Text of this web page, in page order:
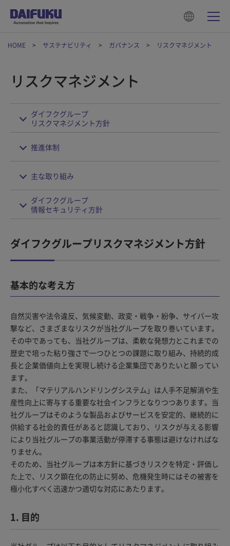
HOME サステナビリティ ガバナンス リスクマネジメント
リスクマネジメント
ダイフクグループ
リスクマネジメント方針
推進体制
主な取り組み
ダイフクグループ
情報セキュリティ方針
ダイフクグループリスクマネジメント方針
基本的な考え方
自然災害や法令違反、気候変動、政変・戦争・紛争、サイバー攻
撃など、さまざまなリスクが当社グループを取り巻いています。
その中であっても、当社グループは、柔軟な発想力とこれまでの
歴史で培った粘り強さで一つひとつの課題に取り組み、持続的成
長と企業価値向上を実現し続ける企業集団でありたいと願ってい
ます。
また、「マテリアルハンドリングシステム」は人手不足解消や生
産性向上に寄与する重要な社会インフラとなりつつあります。当
社グループはそのような製品およびサービスを安定的、継続的に
供給する社会的責任があると認識しており、リスクが与える影響
により当社グループの事業活動が停滞する事態は避けなければな
りません。
そのため、当社グループは本方針に基づきリスクを特定・評価し
た上で、リスク顕在化の防止に努め、危機発生時にはその被害を
極小化すべく迅速かつ適切な対応にあたります。
1. 目的